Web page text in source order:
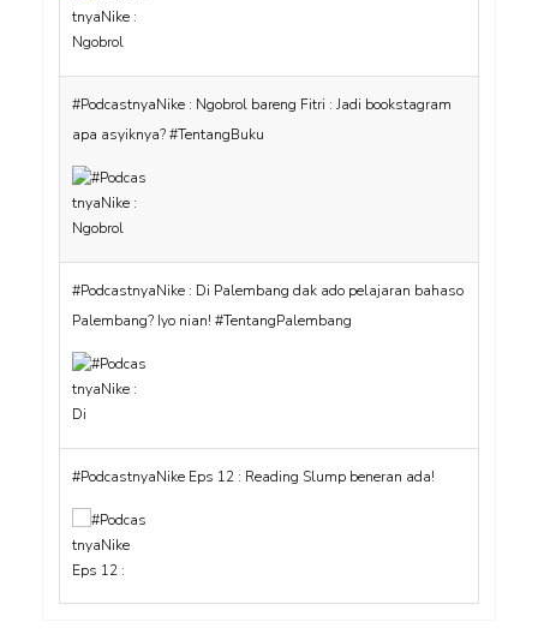
#PodcastnyaNike : Ngobrol bareng Fitri : Jadi bookstagram
apa asyiknya? #TentangBuku
#PodcastnyaNike : Di Palembang dak ado pelajaran bahaso
Palembang? Iyo nian! #TentangPalembang
#PodcastnyaNike Eps 12 : Reading Slump beneran ada!